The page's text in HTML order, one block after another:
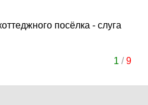
посёлка - слуга
1 /9